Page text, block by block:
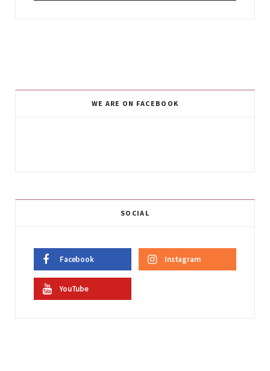
WE ARE ON FACEBOOK
SOCIAL
Facebook Instagram
YouTube